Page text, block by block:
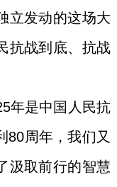
立发动的这场大
抗战到底、抗战
是中国人民抗
80周年，我们又
汲取前行的智慧